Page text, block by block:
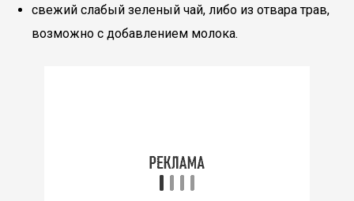
свежий слабый зеленый чай, либо из отвара трав,
возможно с добавлением молока.